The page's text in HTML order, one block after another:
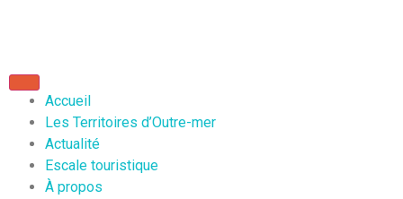
Accueil
Les Territoires d’Outre-mer
Actualité
Escale touristique
À propos